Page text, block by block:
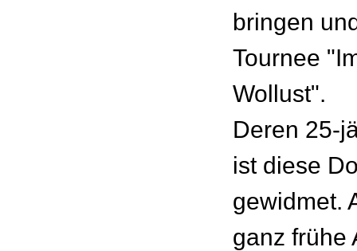
bringen
Tournee
Wollust".
Deren 25-
ist diese
gewidmet.
ganz frühe